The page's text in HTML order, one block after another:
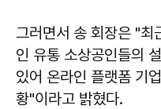
그러면서 송 회장은 "최
인 유통 소상공인들의
있어 온라인 플랫폼 기
황"이라고 밝혔다.